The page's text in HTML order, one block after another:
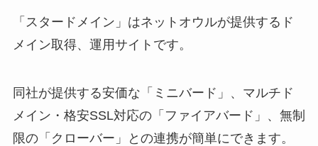
「スタードメイン」はネットオウルが提供するド
メイン取得、運用サイトです。
同社が提供する安価な「ミニバード」、マルチド
メイン・格安SSL対応の「ファイアバード」、無制
限の「クローバー」との連携が簡単にできます。